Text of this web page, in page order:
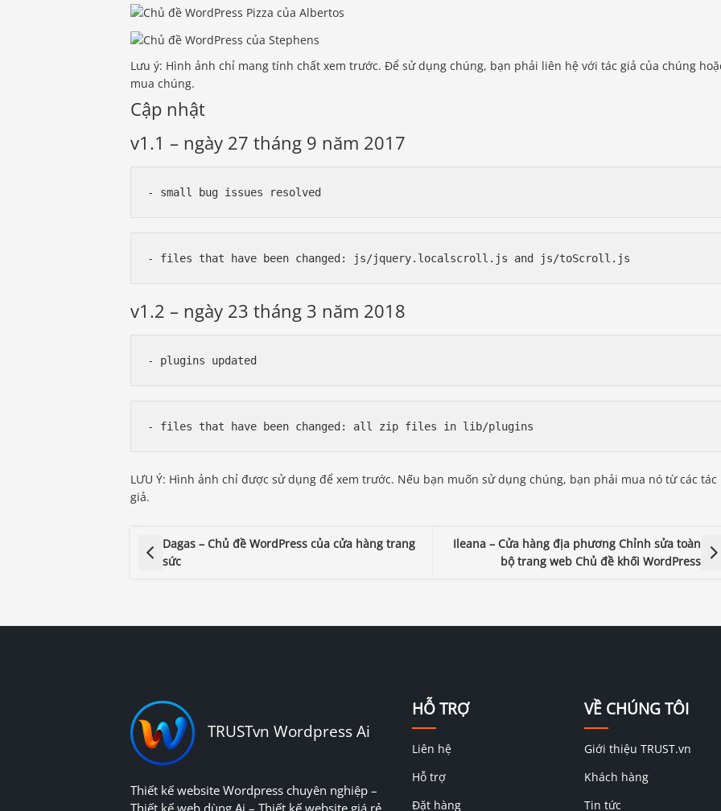
Lưu ý: Hình ảnh chỉ mang tính chất xem trước. Để sử dụng chúng, bạn phải liên hệ với tác giả của chúng
mua chúng.
Cập nhật
v1.1 – ngày 27 tháng 9 năm 2017
- small bug issues resolved
- files that have been changed: js/jquery.localscroll.js and js/toScroll.js
v1.2 – ngày 23 tháng 3 năm 2018
- plugins updated
- files that have been changed: all zip files in lib/plugins
LƯU Ý: Hình ảnh chỉ được sử dụng để xem trước. Nếu bạn muốn sử dụng chúng, bạn phải mua nó từ các tác
giả.
Dagas – Chủ đề WordPress của cửa hàng trang
sức
Ileana – Cửa hàng địa phương Chỉnh sửa toàn
bộ trang web Chủ đề khối WordPress
TRUSTvn Wordpress Ai
Thiết kế website Wordpress chuyên nghiệp –
HỖ TRỢ
Liên hệ
Hỗ trợ
Đặt hàng
VỀ CHÚNG TÔI
Giới thiệu TRUST.vn
Khách hàng
Tin tức